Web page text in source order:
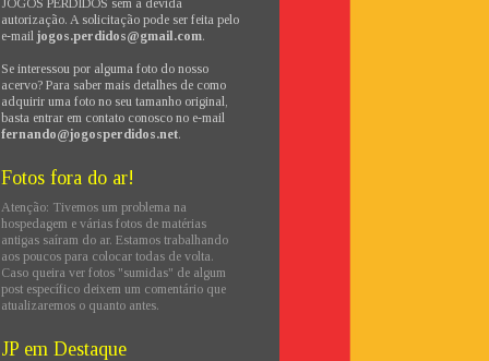
JOGOS PERDIDOS sem a devida
autorização. A solicitação pode ser feita pelo
e-mail jogos.perdidos@gmail.com.
Se interessou por alguma foto do nosso
acervo? Para saber mais detalhes de como
adquirir uma foto no seu tamanho original,
basta entrar em contato conosco no e-mail
fernando@jogosperdidos.net.
Fotos fora do ar!
Atenção: Tivemos um problema na
hospedagem e várias fotos de matérias
antigas saíram do ar. Estamos trabalhando
aos poucos para colocar todas de volta.
Caso queira ver fotos "sumidas" de algum
post específico deixem um comentário que
atualizaremos o quanto antes.
JP em Destaque